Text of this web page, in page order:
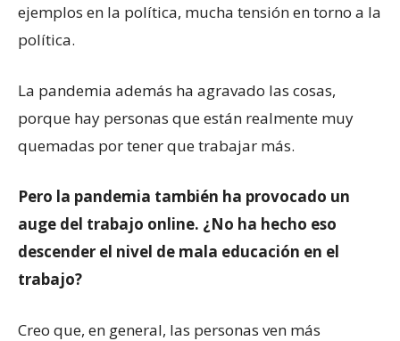
ejemplos en la política, mucha tensión en torno a la
política.
La pandemia además ha agravado las cosas,
porque hay personas que están realmente muy
quemadas por tener que trabajar más.
Pero la pandemia también ha provocado un
auge del trabajo online. ¿No ha hecho eso
descender el nivel de mala educación en el
trabajo?
Creo que, en general, las personas ven más